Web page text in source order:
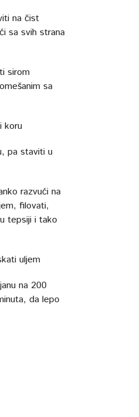
na čist
sa svih strana
sirom
sa
koru
pa staviti u
razvući na
filovati,
tepsiji i tako
uljem
na 200
da lepo